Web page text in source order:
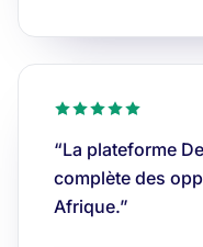
“La plateforme
complète des
Afrique.”